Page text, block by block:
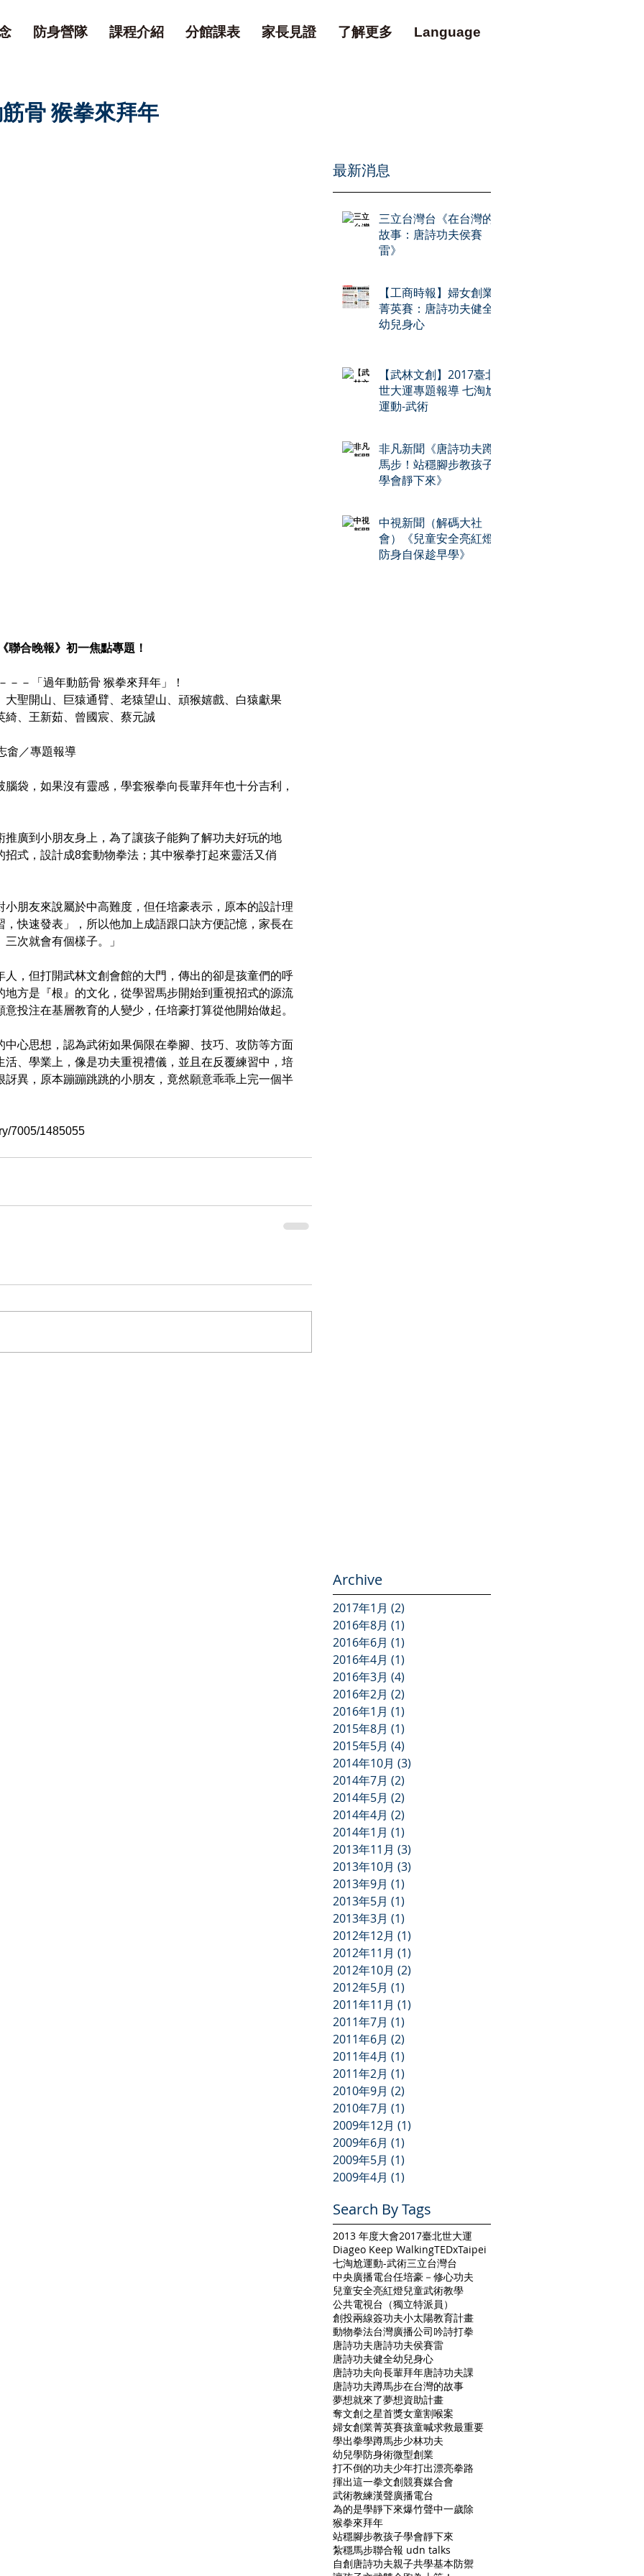
防身營隊 課程介紹 分館課表 家長見證 了解更多 Language
骨 猴拳來拜年
聯合晚報》初一焦點專題！
－「過年動筋骨 猴拳來拜年」！
聖開山、巨猿通臂、老猿望山、頑猴嬉戲、白猿獻果
綺、王新茹、曾國宸、蔡元誠
畬／專題報導
袋，如果沒有靈感，學套猴拳向長輩拜年也十分吉利，
廣到小朋友身上，為了讓孩子能夠了解功夫好玩的地
式，設計成8套動物拳法；其中猴拳打起來靈活又俏
朋友來說屬於中高難度，但任培豪表示，原本的設計理
快速發表」，所以他加上成語跟口訣方便記憶，家長在
次就會有個樣子。」
，但打開武林文創會館的大門，傳出的卻是孩童們的呼
方是『根』的文化，從學習馬步開始到重視招式的源流
投注在基層教育的人變少，任培豪打算從他開始做起。
心思想，認為武術如果侷限在拳腳、技巧、攻防等方面
、學業上，像是功夫重視禮儀，並且在反覆練習中，培
異，原本蹦蹦跳跳的小朋友，竟然願意乖乖上完一個半
7005/1485055
​最新消息
三立台灣台《在台灣的
故事：唐詩功夫侯賽
雷》
【工商時報】婦女創業
菁英賽：唐詩功夫健全
幼兒身心
【武林文創】2017臺北
世大運專題報導 七淘尬
運動-武術
非凡新聞《唐詩功夫蹲
馬步！站穩腳步教孩子
學會靜下來》
中視新聞（解碼大社
會）《兒童安全亮紅燈
防身自保趁早學》
Archive
2017年1月 (2)
2016年8月 (1)
2016年6月 (1)
2016年4月 (1)
2016年3月 (4)
2016年2月 (2)
2016年1月 (1)
2015年8月 (1)
2015年5月 (4)
2014年10月 (3)
2014年7月 (2)
2014年5月 (2)
2014年4月 (2)
2014年1月 (1)
2013年11月 (3)
2013年10月 (3)
2013年9月 (1)
2013年5月 (1)
2013年3月 (1)
2012年12月 (1)
2012年11月 (1)
2012年10月 (2)
2012年5月 (1)
2011年11月 (1)
2011年7月 (1)
2011年6月 (2)
2011年4月 (1)
2011年2月 (1)
2010年9月 (2)
2010年7月 (1)
2009年12月 (1)
2009年6月 (1)
2009年5月 (1)
2009年4月 (1)
Search By Tags
2013 年度大會2017臺北世大運
Diageo Keep WalkingTEDxTaipei
七淘尬運動-武術三立台灣台
中央廣播電台任培豪－修心功夫
兒童安全亮紅燈兒童武術教學
公共電視台（獨立特派員）
創投兩線簽功夫小太陽教育計畫
動物拳法台灣廣播公司吟詩打拳
唐詩功夫唐詩功夫侯賽雷
唐詩功夫健全幼兒身心
唐詩功夫向長輩拜年唐詩功夫課
唐詩功夫蹲馬步在台灣的故事
夢想就來了夢想資助計畫
奪文創之星首獎女童割喉案
婦女創業菁英賽孩童喊求救最重要
學出拳學蹲馬步少林功夫
幼兒學防身術微型創業
打不倒的功夫少年打出漂亮拳路
揮出這一拳文創競賽媒合會
武術教練漢聲廣播電台
為的是學靜下來爆竹聲中一歲除
猴拳來拜年
站穩腳步教孩子學會靜下來
紮穩馬步聯合報 udn talks
自創唐詩功夫親子共學基本防禦